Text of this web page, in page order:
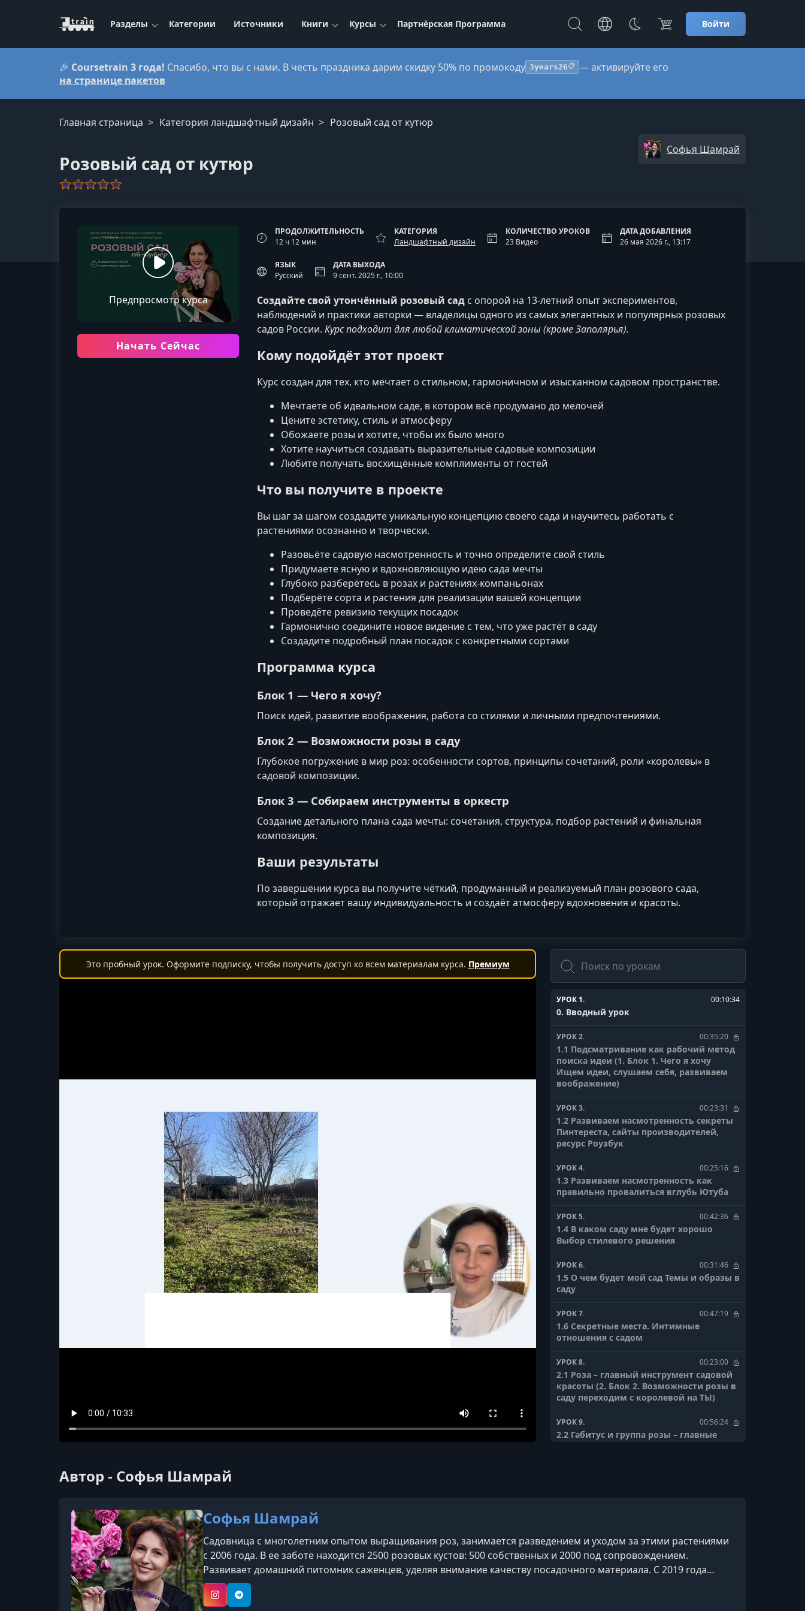
Разделы Категории Источники Книги Курсы Партнёрская Программа Войти
🎉 Coursetrain 3 года! Спасибо, что вы с нами. В честь праздника дарим скидку 50% по промокоду 3years26📋 — активируйте его
на странице пакетов
Главная страница Категория ландшафтный дизайн Розовый сад от кутюр
Розовый сад от кутюр
Софья Шамрай
Предпросмотр курса
Начать Сейчас
ПРОДОЛЖИТЕЛЬНОСТЬ
12 ч 12 мин
КАТЕГОРИЯ
Ландшафтный дизайн
КОЛИЧЕСТВО УРОКОВ
23 Видео
ДАТА ДОБАВЛЕНИЯ
26 мая 2026 г., 13:17
ЯЗЫК
Русский
ДАТА ВЫХОДА
9 сент. 2025 г., 10:00
Создайте свой утончённый розовый сад с опорой на 13-летний опыт экспериментов,
наблюдений и практики авторки — владелицы одного из самых элегантных и популярных розовых
садов России. Курс подходит для любой климатической зоны (кроме Заполярья).
Кому подойдёт этот проект
Курс создан для тех, кто мечтает о стильном, гармоничном и изысканном садовом пространстве.
Мечтаете об идеальном саде, в котором всё продумано до мелочей
Цените эстетику, стиль и атмосферу
Обожаете розы и хотите, чтобы их было много
Хотите научиться создавать выразительные садовые композиции
Любите получать восхищённые комплименты от гостей
Что вы получите в проекте
Вы шаг за шагом создадите уникальную концепцию своего сада и научитесь работать с
растениями осознанно и творчески.
Разовьёте садовую насмотренность и точно определите свой стиль
Придумаете ясную и вдохновляющую идею сада мечты
Глубоко разберётесь в розах и растениях-компаньонах
Подберёте сорта и растения для реализации вашей концепции
Проведёте ревизию текущих посадок
Гармонично соедините новое видение с тем, что уже растёт в саду
Создадите подробный план посадок с конкретными сортами
Программа курса
Блок 1 — Чего я хочу?
Поиск идей, развитие воображения, работа со стилями и личными предпочтениями.
Блок 2 — Возможности розы в саду
Глубокое погружение в мир роз: особенности сортов, принципы сочетаний, роли «королевы» в
садовой композиции.
Блок 3 — Собираем инструменты в оркестр
Создание детального плана сада мечты: сочетания, структура, подбор растений и финальная
композиция.
Ваши результаты
По завершении курса вы получите чёткий, продуманный и реализуемый план розового сада,
который отражает вашу индивидуальность и создаёт атмосферу вдохновения и красоты.
Это пробный урок. Оформите подписку, чтобы получить доступ ко всем материалам курса. Премиум
Поиск
УРОК 1. 00:10:34
0. Вводный урок
УРОК 2. 00:35:20
1.1 Подсматривание как рабочий метод
поиска идеи (1. Блок 1. Чего я хочу
Ищем идеи, слушаем себя, развиваем
воображение)
УРОК 3. 00:23:31
1.2 Развиваем насмотренность секреты
Пинтереста, сайты производителей,
ресурс Роузбук
УРОК 4. 00:25:16
1.3 Развиваем насмотренность как
правильно провалиться вглубь Ютуба
УРОК 5. 00:42:36
1.4 В каком саду мне будет хорошо
Выбор стилевого решения
УРОК 6. 00:31:46
1.5 О чем будет мой сад Темы и образы в
саду
УРОК 7. 00:47:19
1.6 Секретные места. Интимные
отношения с садом
УРОК 8. 00:23:00
2.1 Роза – главный инструмент садовой
красоты (2. Блок 2. Возможности розы в
саду переходим с королевой на ТЫ)
УРОК 9. 00:56:24
2.2 Габитус и группа розы – главные
2.4 Вертикали в саду возможности
плетистых роз
Автор - Софья Шамрай
Софья Шамрай
Садовница с многолетним опытом выращивания роз, занимается разведением и уходом за этими растениями
с 2006 года. В ее заботе находится 2500 розовых кустов: 500 собственных и 2000 под сопровождением.
Развивает домашний питомник саженцев, уделяя внимание качеству посадочного материала. С 2019 года
провела более 300 консультаций в онлайн- и офлайн-формате, помогая любителям и профессионалам освоить
тонкости ухода за розами. Является основателем онла
InstagramTelegram